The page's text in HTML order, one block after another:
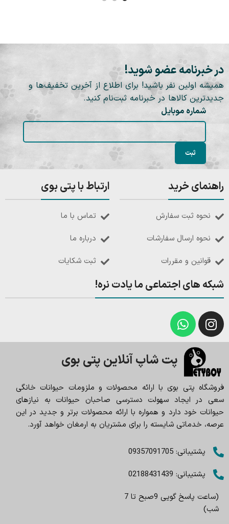
در خبرنامه عضو شوید!
همیشه اولین نفر باشید! برای اطلاع از آخرین تخفیف‌ها و
جدیدترین کالاها در خبرنامه ثبت‌نام کنید.
شماره موبایل
راهنمای خرید
نحوه ثبت سفارش
نحوه ارسال سفارشات
قوانین و مقررات
ارتباط با پتی بوی
تماس با ما
درباره ما
ثبت شکایات
شبکه های اجتماعی ما یادت نره!
پت شاپ آنلاین پتی بوی
فروشگاه پتی بوی با ارائه محصولات و ملزومات حیوانات خانگی
سعی در ایجاد سهولت دسترسی صاحبان حیوانات به نیازهای
حیوانات خود دارد و همواره با ارائه محصولات برتر و جدید در این
عرصه، خدماتی شایسته را برای مشتریان به ارمغان خواهد آورد.
پشتیبانی: 09357091705
پشتیبانی: 02188431439
(ساعت پاسخ گویی 9صبح تا 7
شب)